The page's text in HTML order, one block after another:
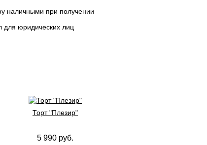
наличными при получении
для юридических лиц
Торт "Плезир"
5 990 руб.